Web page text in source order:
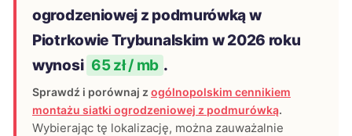
ogrodzeniowej z podmurówką w
Piotrkowie Trybunalskim w 2026 roku
wynosi 65 zł / mb .
Sprawdź i porównaj z ogólnopolskim cennikiem
montażu siatki ogrodzeniowej z podmurówką.
Wybierając tę lokalizację, można zauważalnie